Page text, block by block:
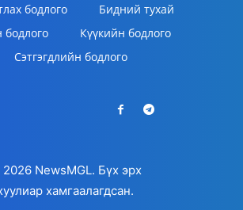
бодлого
Бидний тухай
бодлого
Күүкийн бодлого
Сэтгэгдлийн бодлого
NewsMGL. Бүх эрх
хамгаалагдсан.